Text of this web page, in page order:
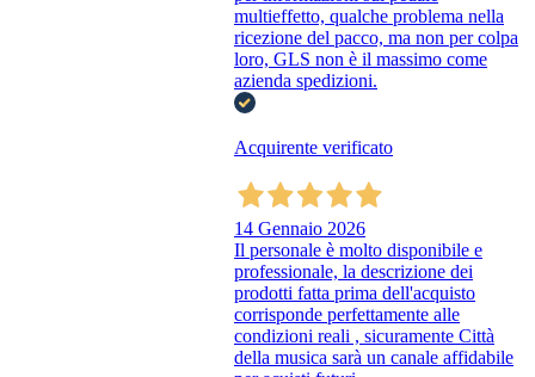
multieffetto, qualche problema nella
ricezione del pacco, ma non per colpa
loro, GLS non è il massimo come
azienda spedizioni.
Acquirente verificato
14 Gennaio 2026
Il personale è molto disponibile e
professionale, la descrizione dei
prodotti fatta prima dell'acquisto
corrisponde perfettamente alle
condizioni reali , sicuramente Città
della musica sarà un canale affidabile